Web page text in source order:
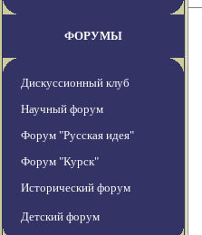
ФОРУМЫ
Дискуссионный клуб
Научный форум
Форум "Русская идея"
Форум "Курск"
Исторический форум
Детский форум